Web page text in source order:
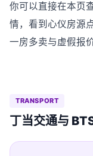
你可以直接在本页
情，看到心仪房源
一房多卖与虚假报价
TRANSPORT
丁当交通与